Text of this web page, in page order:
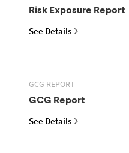
Risk Exposure Report
See Details
GCG REPORT
GCG Report
See Details